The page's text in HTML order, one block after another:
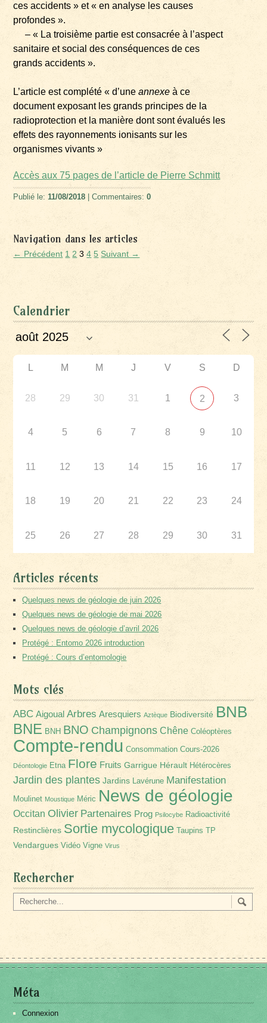
ces accidents » et « en analyse les causes
profondes ».
– « La troisième partie est consacrée à l’aspect
sanitaire et social des conséquences de ces
grands accidents ».
L’article est complété « d’uneannexe à ce
document exposant les grands principes de la
radioprotection et la manière dont sont évalués les
effets des rayonnements ionisants sur les
organismes vivants »
Accès aux 75 pages de l’article de Pierre Schmitt
Publié le: 11/08/2018 | Commentaires:0
Navigation dans les articles
← Précédent 1 2 3 4 5 Suivant →
Calendrier
L M M J V S D
28 29 30 31 1 2 3
4 5 6 7 8 9 10
11 12 13 14 15 16 17
18 19 20 21 22 23 24
25 26 27 28 29 30 31
Articles récents
Quelques news de géologie de juin 2026
Quelques news de géologie de mai 2026
Quelques news de géologie d’avril 2026
Protégé : Entomo 2026 introduction
Protégé : Cours d’entomologie
Mots clés
ABC Aigoual Arbres Aresquiers Aztèque Biodiversité BNB
BNE BNH BNO Champignons Chêne Coléoptères
Compte-rendu Consommation Cours-2026
Déontologie Etna Flore Fruits Garrigue Hérault Hétérocères
Jardin des plantes Jardins Lavérune Manifestation
Moulinet Moustique Méric News de géologie
Occitan Olivier Partenaires Prog Psilocybe Radioactivité
Restinclières Sortie mycologique Taupins TP
Vendargues Vidéo Vigne Virus
Rechercher
Méta
Connexion